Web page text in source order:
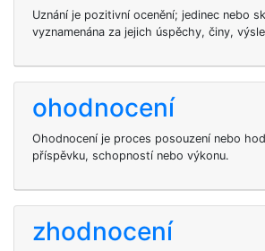
Uznání je pozitivní ocenění; jedinec nebo
vyznamenána za jejich úspěchy, činy,
ohodnocení
Ohodnocení je proces posouzení nebo
příspěvku, schopností nebo výkonu.
zhodnocení